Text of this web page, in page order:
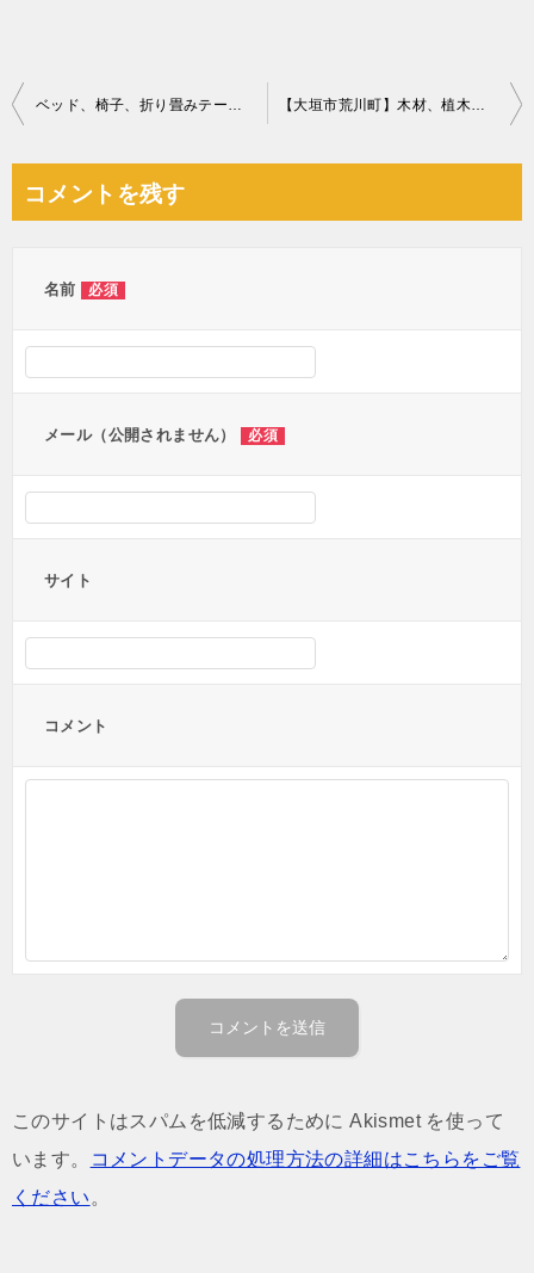
投
ビ
ベッド、椅子、折り畳みテーブル、収納ケース、ぬいぐるみ等の回収 【大垣市荒川町】木材、植木鉢、かご等の回収・処分ご依頼
コメントを残す
名前 必須
メール（公開されません） 必須
サイト
コメント
このサイトはスパムを低減するために Akismet を使って
います。
コメントデータの処理方法の詳細はこちらをご覧
ください 。